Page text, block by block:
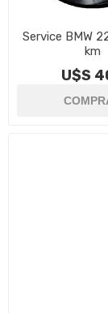
Service BMW
km
U$S